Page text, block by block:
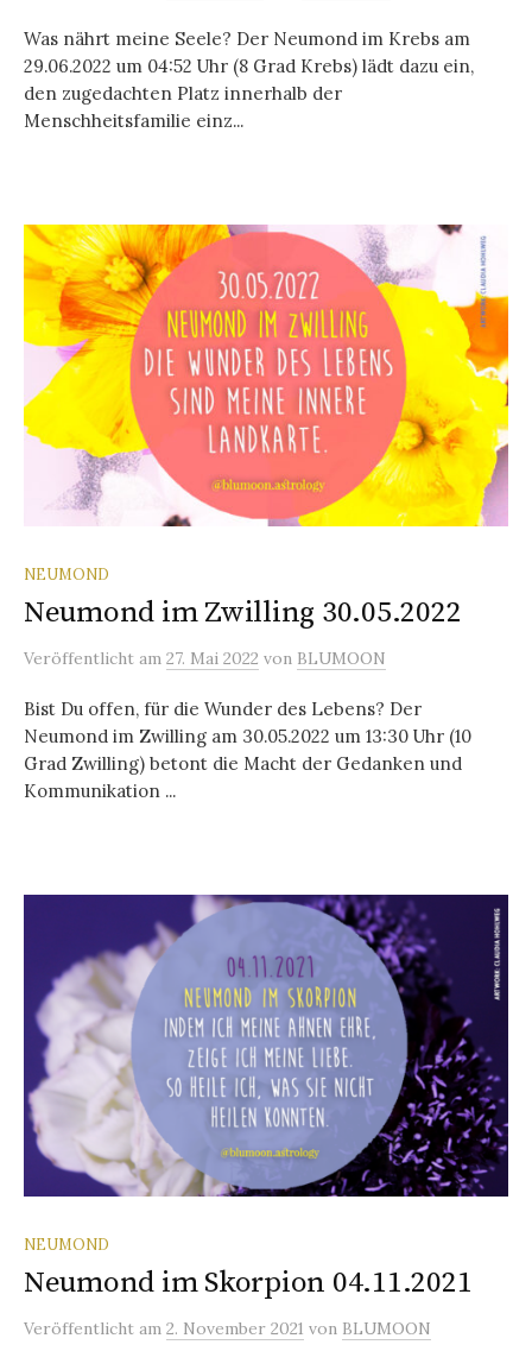
Was nährt meine Seele? Der Neumond im Krebs am
29.06.2022 um 04:52 Uhr (8 Grad Krebs) lädt dazu ein,
den zugedachten Platz innerhalb der
Menschheitsfamilie einz...
NEUMOND
Neumond im Zwilling 30.05.2022
Veröffentlicht am 27. Mai 2022 von BLUMOON
Bist Du offen, für die Wunder des Lebens? Der
Neumond im Zwilling am 30.05.2022 um 13:30 Uhr (10
Grad Zwilling) betont die Macht der Gedanken und
Kommunikation ...
NEUMOND
Neumond im Skorpion 04.11.2021
Veröffentlicht am 2. November 2021 von BLUMOON